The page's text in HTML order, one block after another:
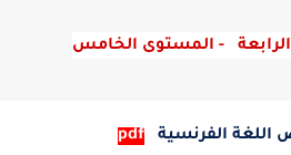
- المستوى الخامس
اللغة الفرنسية pdf